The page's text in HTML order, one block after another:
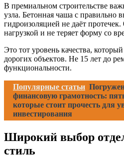
В премиальном строительстве
узла. Бетонная чаша с правильно
гидроизоляцией не даёт
нагрузкой и не теряет форму со
Это тот уровень качества,
дорогих объектов. Не 15 лет до
функциональности.
Популярные статьи
финансовую грамотность:
которые стоит прочесть для
инвестирования
Широкий выбор
стиль